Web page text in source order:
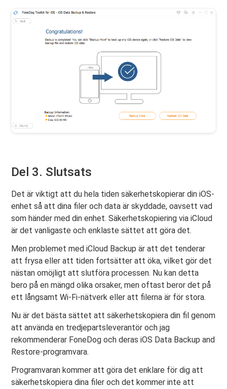
Del 3. Slutsats
Det är viktigt att du hela tiden säkerhetskopierar din iOS-
enhet så att dina filer och data är skyddade, oavsett vad
som händer med din enhet. Säkerhetskopiering via iCloud
är det vanligaste och enklaste sättet att göra det.
Men problemet med iCloud Backup är att det tenderar
att frysa eller att tiden fortsätter att öka, vilket gör det
nästan omöjligt att slutföra processen. Nu kan detta
bero på en mängd olika orsaker, men oftast beror det på
ett långsamt Wi-Fi-nätverk eller att filerna är för stora.
Nu är det bästa sättet att säkerhetskopiera din fil genom
att använda en tredjepartsleverantör och jag
rekommenderar FoneDog och deras iOS Data Backup and
Restore-programvara.
Programvaran kommer att göra det enklare för dig att
säkerhetskopiera dina filer och det kommer inte att